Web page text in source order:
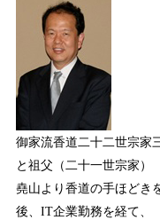
御家流香道二十二世宗家
と祖父（二十一世宗家）
堯山より香道の手ほどき
後、IT企業勤務を経て、